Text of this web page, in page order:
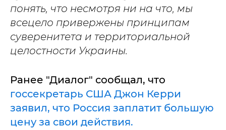
понять, что несмотря ни на что, мы
всецело привержены принципам
суверенитета и территориальной
целостности Украины.
Ранее "Диалог" сообщал, что
госсекретарь США Джон Керри
заявил, что Россия заплатит большую
цену за свои действия.